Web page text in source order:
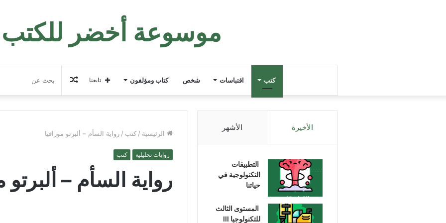
موسوعة أخضر للكتب
كتب اقتباسات شخص كتاب ومؤلفون مقال
عشوائي
تابعنا
الرئيسية / كتب / رواية السأم – ألبرتو مورافيا
روايات تحليلية كتب
رواية السأم – ألبرتو
الأخيرة الأشهر
التطبيقات
التكنولوجية في
حياتنا
المستوى الثالث
للتكنولوجيا III